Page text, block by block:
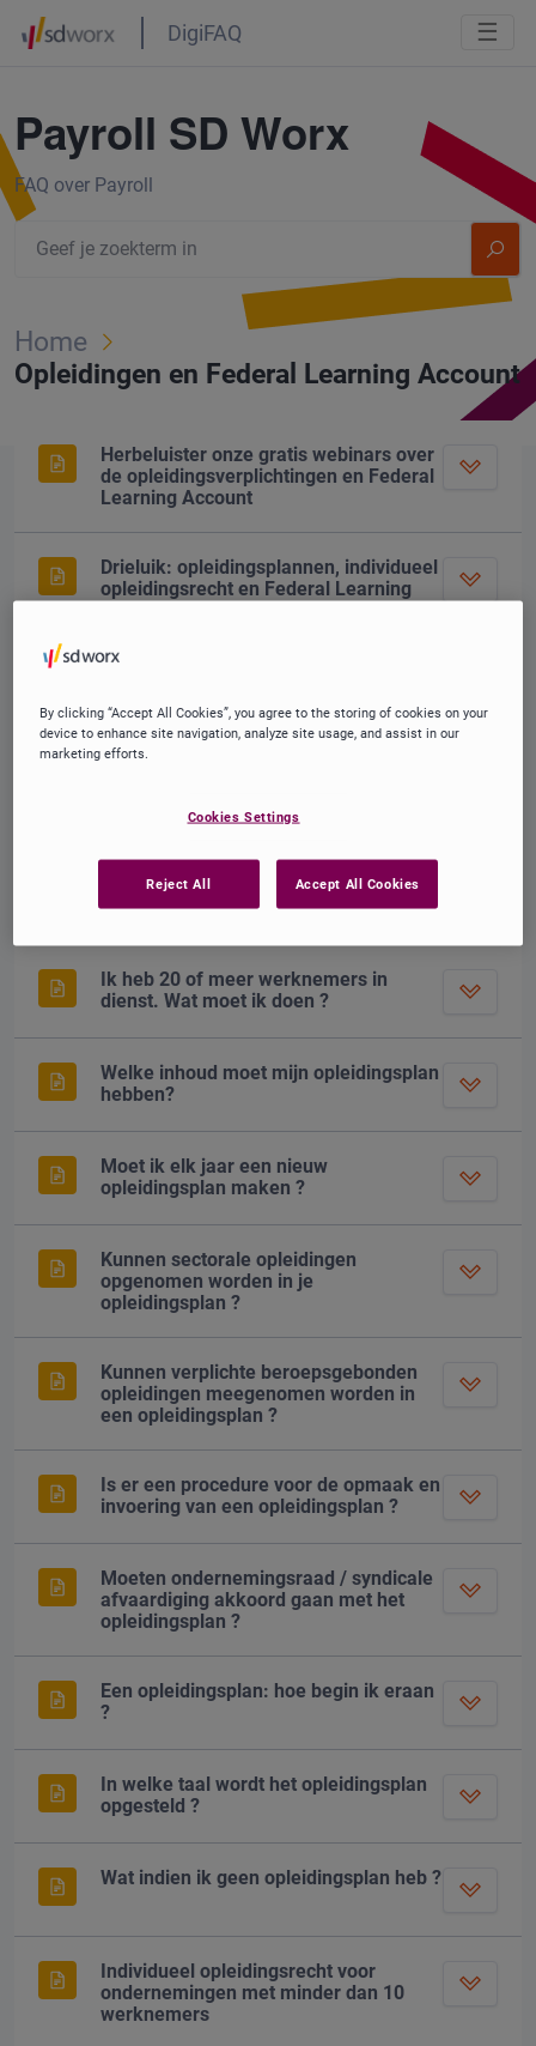
DigiFAQ ☰
Payroll SD Worx
FAQ over Payroll
Home
Opleidingen en Federal Learning Account
Herbeluister onze gratis webinars over
de opleidingsverplichtingen en Federal
Learning Account
Drieluik: opleidingsplannen, individueel
opleidingsrecht en Federal Learning
Ik heb meer dan 10 maar minder dan
20 werknemers in dienst. Wat moet ik
doen ?
Ik heb 20 of meer werknemers in
dienst. Wat moet ik doen ?
Welke inhoud moet mijn opleidingsplan
hebben?
Moet ik elk jaar een nieuw
opleidingsplan maken ?
Kunnen sectorale opleidingen
opgenomen worden in je
opleidingsplan ?
Kunnen verplichte beroepsgebonden
opleidingen meegenomen worden in
een opleidingsplan ?
Is er een procedure voor de opmaak en
invoering van een opleidingsplan ?
Moeten ondernemingsraad / syndicale
afvaardiging akkoord gaan met het
opleidingsplan ?
Een opleidingsplan: hoe begin ik eraan
?
In welke taal wordt het opleidingsplan
opgesteld ?
Wat indien ik geen opleidingsplan heb ?
Individueel opleidingsrecht voor
ondernemingen met minder dan 10
werknemers
By clicking “Accept All Cookies”, you agree to the storing of cookies on your
device to enhance site navigation, analyze site usage, and assist in our
marketing efforts.
Cookies Settings
Reject All Accept All Cookies